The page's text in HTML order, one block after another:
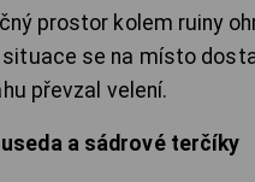
prostor kolem ruiny
se na místo
převzal velení.
a sádrové terčíky